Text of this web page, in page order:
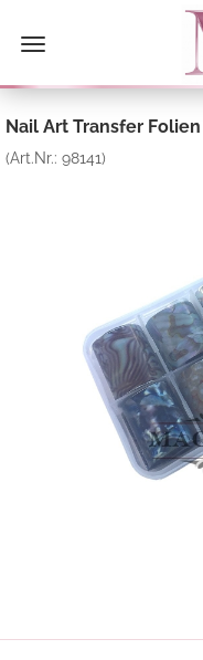
Nail Art Transfer
(Art.Nr.: 98141)